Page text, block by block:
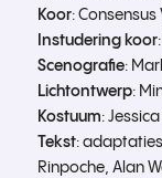
Koor: Consensus
Instudering koor
Scenografie:
Lichtontwerp:
Kostuum:
Tekst:
Rinpoche, Alan